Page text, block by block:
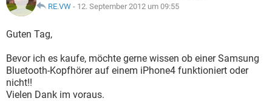
FACEBOOK
WINDOWS 10 INSTAGRAM
WHATSAPP
ANDROID
WINDOWS 10
WHATSAPP TIKTOK
FACEBOOK
LEXIKON
SPIELE
WINDOWS 10 INSTAGRAM
WHATSAPP
RE.VW - 12. September 2012 um 09:55
Guten Tag,
Bevor ich es kaufe, möchte gerne wissen ob einer Samsung
Bluetooth-Kopfhörer auf einem iPhone4 funktioniert oder
nicht!!
Vielen Dank im voraus.